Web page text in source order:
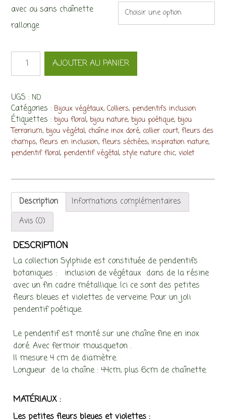
avec ou sans chaînette
rallonge
Collier
petites
fleurs
bleues
et
violettes
AJOUTER AU PANIER
UGS : ND
Catégories : Bijoux végétaux, Colliers, pendentifs inclusion
Étiquettes : bijou floral, bijou nature, bijou poétique, bijou
Terrarium, bijou végétal, chaîne inox doré, collier court, fleurs des
champs, fleurs en inclusion, fleurs séchées, inspiration nature,
pendentif floral, pendentif végétal, style nature chic, violet
Description
Informations complémentaires
Avis (0)
DESCRIPTION
La collection Sylphide est constituée de pendentifs
botaniques : inclusion de végétaux dans de la résine
avec un fin cadre métallique. Ici ce sont des petites
fleurs bleues et violettes de verveine. Pour un joli
pendentif poétique.
Le pendentif est monté sur une chaîne fine en inox
doré. Avec fermoir mousqueton .
Il mesure 4 cm de diamètre.
Longueur de la chaîne : 44cm, plus 6cm de chaînette.
MATÉRIAUX :
Les petites fleurs bleues et violettes :